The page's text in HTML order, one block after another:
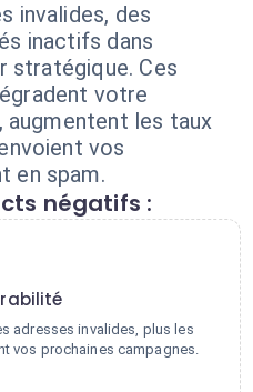
invalides, des
inactifs dans
stratégique. Ces
votre
augmentent les taux
vos
en spam.
négatifs :
adresses invalides, plus les
vos prochaines campagnes.